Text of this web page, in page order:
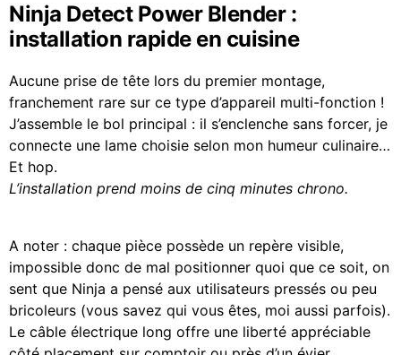
Ninja Detect Power Blender :
installation rapide en cuisine
Aucune prise de tête lors du premier montage,
franchement rare sur ce type d’appareil multi-fonction !
J’assemble le bol principal : il s’enclenche sans forcer, je
connecte une lame choisie selon mon humeur culinaire…
Et hop.
L’installation prend moins de cinq minutes chrono.
A noter : chaque pièce possède un repère visible,
impossible donc de mal positionner quoi que ce soit, on
sent que Ninja a pensé aux utilisateurs pressés ou peu
bricoleurs (vous savez qui vous êtes, moi aussi parfois).
Le câble électrique long offre une liberté appréciable